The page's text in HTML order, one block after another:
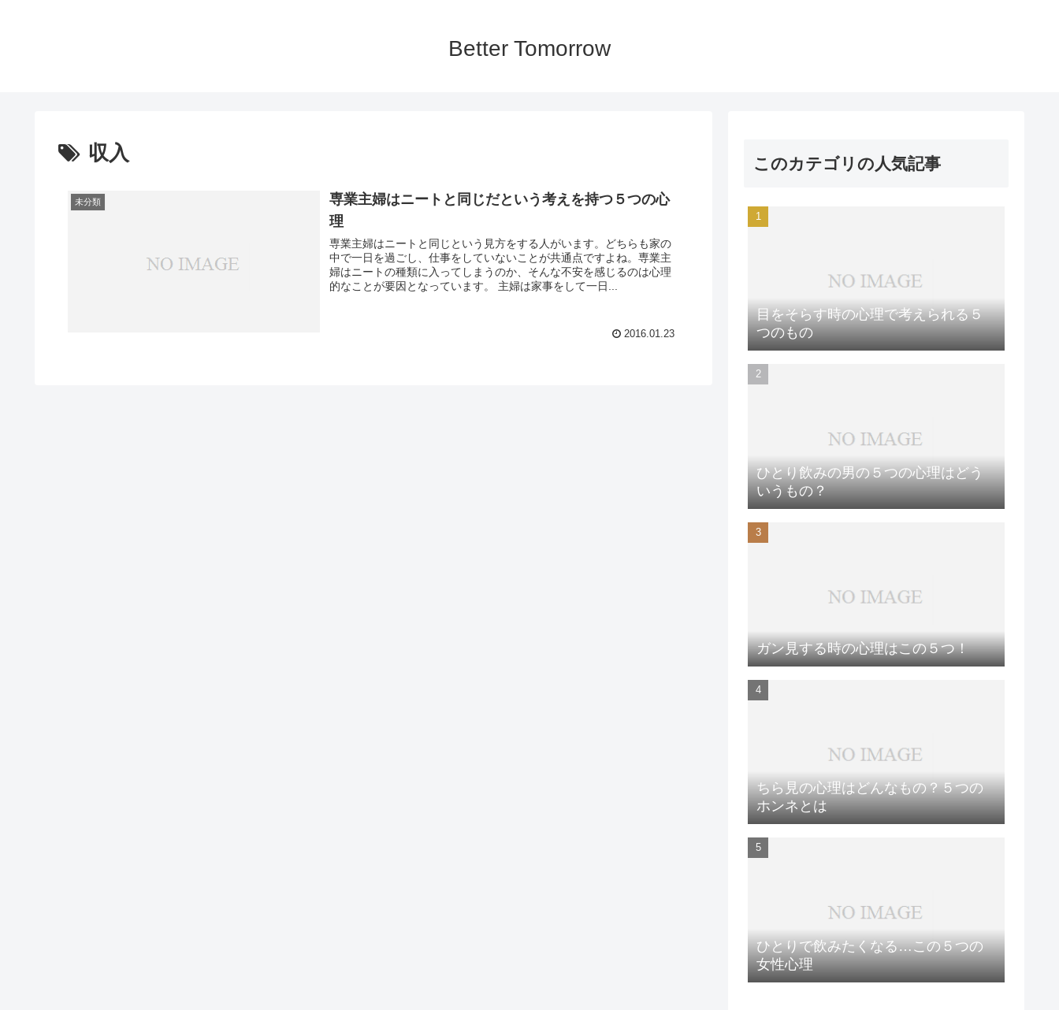
Better Tomorrow
収入
未分類
専業主婦はニートと同じだという考えを持つ５つの心
理
専業主婦はニートと同じという見方をする人がいます。どちらも家の
中で一日を過ごし、仕事をしていないことが共通点ですよね。専業主
婦はニートの種類に入ってしまうのか、そんな不安を感じるのは心理
的なことが要因となっています。 主婦は家事をして一日...
2016.01.23
このカテゴリの人気記事
目をそらす時の心理で考えられる５
つのもの
ひとり飲みの男の５つの心理はどう
いうもの？
ガン見する時の心理はこの５つ！
ちら見の心理はどんなもの？５つの
ホンネとは
ひとりで飲みたくなる…この５つの
女性心理